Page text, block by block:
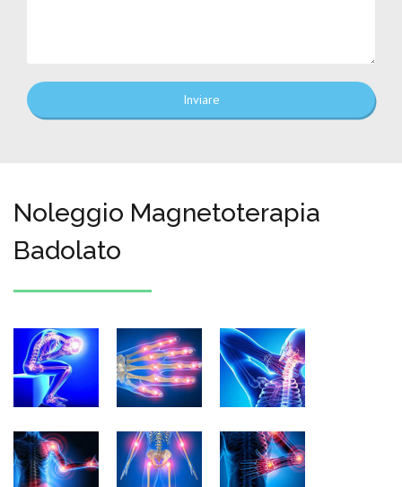
Inviare
Noleggio Magnetoterapia
Badolato